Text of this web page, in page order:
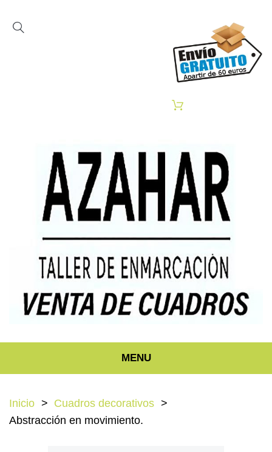
MENU
Inicio
Cuadros decorativos
Abstracción en movimiento.